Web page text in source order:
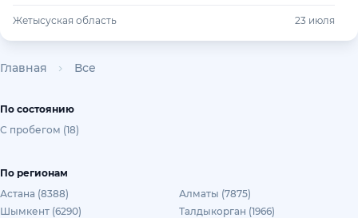
Жетысуская область 23 июля
Главная Все
По состоянию
С пробегом (18)
По регионам
Астана (8388)
Алматы (7875)
Шымкент (6290)
Талдыкорган (1966)